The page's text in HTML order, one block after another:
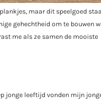
maar dit speelgoed
gehechtheid om te bouwen
me als ze samen de mooiste
jonge leeftijd vonden mijn